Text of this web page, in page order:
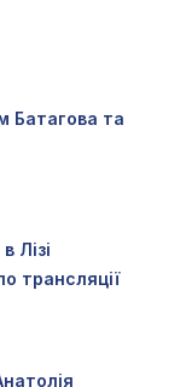
Батагова та
Лізі
трансляції